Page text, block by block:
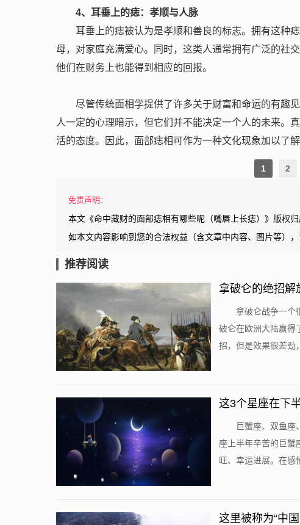
4、耳垂上的痣：孝顺与人脉
耳垂上的痣被认为是孝顺和善良的标志。拥有这种
母，对家庭充满爱心。同时，这类人通常拥有广泛的社
他们在财务上也能得到相应的回报。
尽管传统面相学提供了许多关于财富和命运的有趣
人一定的心理暗示，但它们并不能决定一个人的未来。
活的态度。因此，面部痣相可作为一种文化现象加以了
1 2
免责声明：
本文《命中藏财的面部痣相有哪些呢（嘴唇上长痣）》版权
如本文内容影响到您的合法权益（含文章中内容、图片等）
推荐阅读
拿破仑的绝招解
拿破仑战争一个
破仑在欧洲大陆赢得
招，但是效果很差劲
这3个星座在下
巨蟹座、双鱼
座上半年辛苦的巨蟹
旺、幸运进展。在感
这里被称为“中